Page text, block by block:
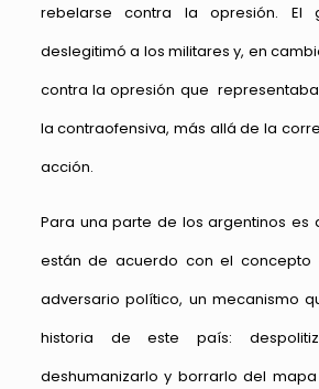
rebelarse contra la opresión. El
deslegitimó a los militares y, en
contra la opresión que
la contraofensiva, más allá de la
acción.
Para una parte de los argentinos es
están de acuerdo con el concepto
adversario político, un mecanismo
historia de este país:
deshumanizarlo y borrarlo del